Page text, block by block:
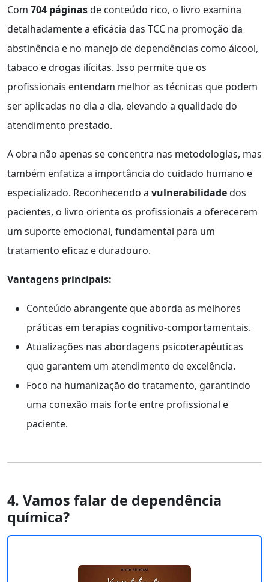
Com 704 páginasde conteúdo rico, o livro examina
detalhadamente a eficácia das TCC na promoção da
abstinência e no manejo de dependências como álcool,
tabaco e drogas ilícitas. Isso permite que os
profissionais entendam melhor as técnicas que podem
ser aplicadas no dia a dia, elevando a qualidade do
atendimento prestado.
A obra não apenas se concentra nas metodologias, mas
também enfatiza a importância do cuidado humano e
especializado. Reconhecendo a vulnerabilidadedos
pacientes, o livro orienta os profissionais a oferecerem
um suporte emocional, fundamental para um
tratamento eficaz e duradouro.
Vantagens principais:
Conteúdo abrangente que aborda as melhores
práticas em terapias cognitivo-comportamentais.
Atualizações nas abordagens psicoterapêuticas
que garantem um atendimento de excelência.
Foco na humanização do tratamento, garantindo
uma conexão mais forte entre profissional e
paciente.
4. Vamos falar de dependência
química?